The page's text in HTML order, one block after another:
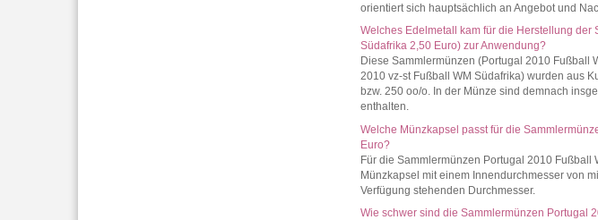
orientiert sich hauptsächlich an Angebot und
Welches Edelmetall kam für die Herstellung der
Südafrika 2,50 Euro) zur Anwendung?
Diese Sammlermünzen (Portugal 2010 Fußball
2010 vz-st Fußball WM Südafrika) wurden aus
bzw. 250 oo/o. In der Münze sind demnach
enthalten.
Welche Münzkapsel passt für die
Euro?
Für die Sammlermünzen Portugal 2010
Münzkapsel mit einem Innendurchmesser von
Verfügung stehenden Durchmesser.
Wie schwer sind die Sammlermünzen Portugal